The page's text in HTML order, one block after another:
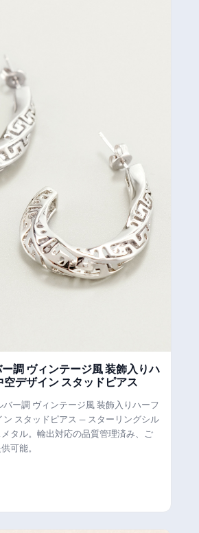
調 ヴィンテージ風 装飾入りハ
デザイン スタッドピアス
ー調 ヴィンテージ風 装飾入りハーフ
ン スタッドピアス — スターリングシル
タル。輸出対応の品質管理済み、ご
可能。